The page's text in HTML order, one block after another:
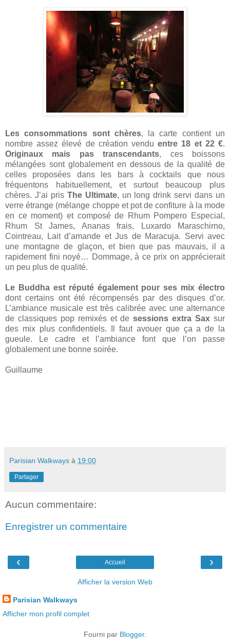
Les consommations sont chères, la carte contient un
nombre assez élevé de création venduentre 18 et 22 €.
Originaux mais pas transcendants, ces boissons
mélangées sont globalement en dessous de la qualité de
celles proposées dans les bars à cocktails que nous
fréquentons habituellement, et surtout beaucoup plus
chères. J’ai pris The Ultimate, un long drink servi dans un
verre étrange (mélange choppe et pot de confiture à la mode
en ce moment) et composé de Rhum Pompero Especial,
Rhum St James, Ananas frais, Luxardo Maraschirno,
Cointreau, Lait d’amande et Jus de Maracuja. Servi avec
une montagne de glaçon, et bien que pas mauvais, il a
rapidement fini noyé… Dommage, à ce prix on apprécierait
un peu plus de qualité.
Le Buddha est réputé également pour ses mix électro
dont certains ont été récompensés par des disques d’or.
L’ambiance musicale est très calibrée avec une alternance
de classiques pop remixés et desessions extra Sax sur
des mix plus confidentiels. Il faut avouer que ça a de la
gueule. Le cadre et l’ambiance font que l’on passe
globalement une bonne soirée.
Guillaume
Parisian Walkways à 19:00
Partager
Aucun commentaire:
Enregistrer un commentaire
‹ ›
Accueil
Afficher la version Web
Parisian Walkways
Afficher mon profil complet
Fourni par Blogger.